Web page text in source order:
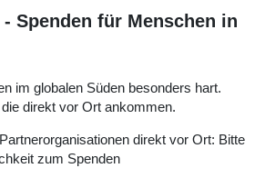
Spenden für Menschen in
im globalen Süden besonders hart.
direkt vor Ort ankommen.
direkt vor Ort: Bitte
zum Spenden